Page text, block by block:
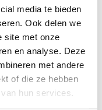
media te bieden
Ook delen we
site met onze
en analyse. Deze
met andere
of die ze hebben
hun services.
werd dit klooster
Vandaag de
die deze lodge